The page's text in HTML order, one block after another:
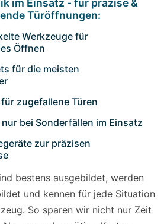
im Einsatz - für präzise &
Türöffnungen:
Werkzeuge für
Öffnen
für die meisten
zugefallene Türen
bei Sonderfällen im Einsatz
zur präzisen
bestens ausgebildet, werden
und kennen für jede Situation
So sparen wir nicht nur Zeit